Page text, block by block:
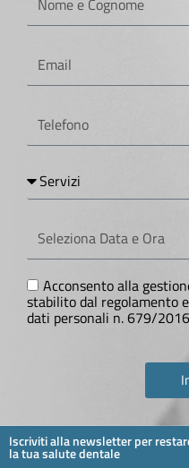
Cognome
Servizi
Data
e
GDPR
Acconsento alla
stabilito dal regolamento
dati personali n. 679/
Iscriviti alla newsletter per
la tua salute dentale